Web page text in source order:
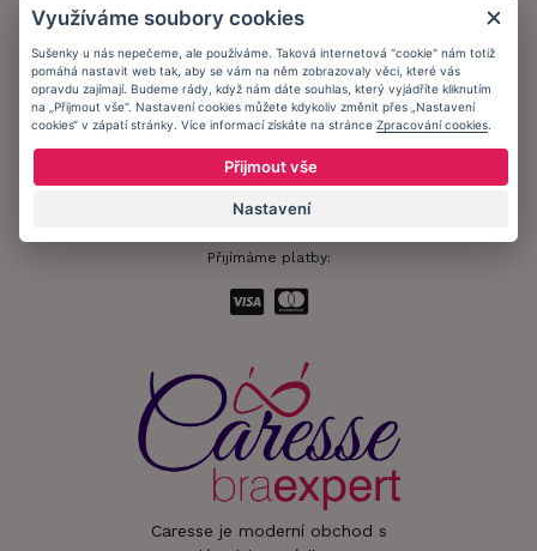
Caresse je moderní obchod s
Informační memorandum
Zůstaňte s námi v kontaktu.
Přijímáme platby:
Využíváme soubory cookies
Sušenky u nás nepečeme, ale používáme. Taková internetová "cookie" nám totiž
pomáhá nastavit web tak, aby se vám na něm zobrazovaly věci, které vás
opravdu zajímají. Budeme rády, když nám dáte souhlas, který vyjádříte kliknutím
na „Přijmout vše“. Nastavení cookies můžete kdykoliv změnit přes „Nastavení
cookies“ v zápatí stránky. Více informací získáte na stránce Zpracování cookies
Přijmout vše
Nastavení